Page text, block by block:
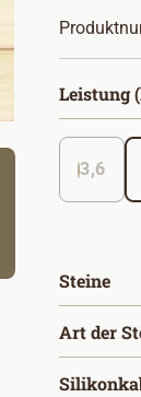
Leistung
3,6
Steine
Art der